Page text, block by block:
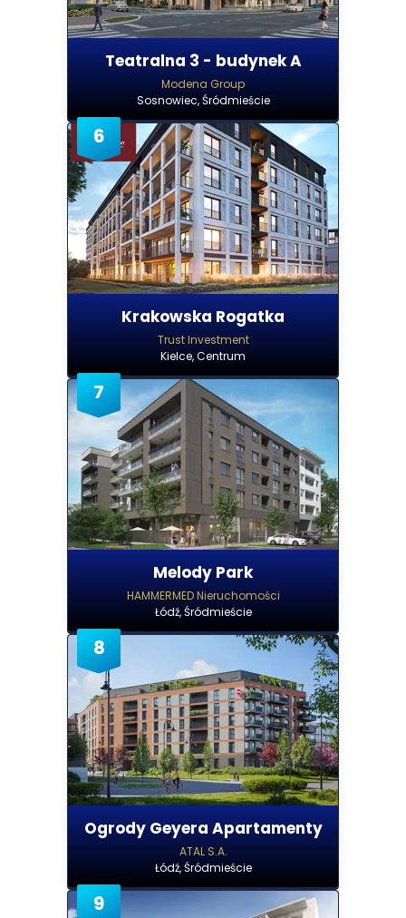
Teatralna 3 - budynek A
Modena Group
Sosnowiec, Śródmieście
6
Krakowska Rogatka
Trust Investment
Kielce, Centrum
7
Melody Park
HAMMERMED Nieruchomości
Łódź, Śródmieście
8
Ogrody Geyera Apartamenty
ATAL S.A.
Łódź, Śródmieście
9